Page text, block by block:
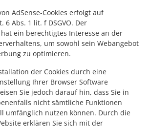
AdSense-Cookies erfolgt auf
6 Abs. 1 lit. f DSGVO. Der
ein berechtigtes Interesse an der
um sowohl sein Webangebot
zu optimieren.
der Cookies durch eine
Ihrer Browser Software
Sie jedoch darauf hin, dass Sie in
nicht sämtliche Funktionen
umfänglich nutzen können. Durch die
erklären Sie sich mit der